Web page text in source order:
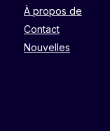
À propos de
Contact
Nouvelles